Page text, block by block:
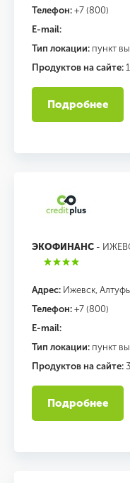
Телефон: +7 (800)
E-mail:
Тип локации: пункт
Продуктов на сайте: 1
Подробнее
ЭКОФИНАНС -
Адрес: Ижевск,
Телефон: +7 (800)
E-mail:
Тип локации: пункт
Продуктов на сайте: 3
Подробнее